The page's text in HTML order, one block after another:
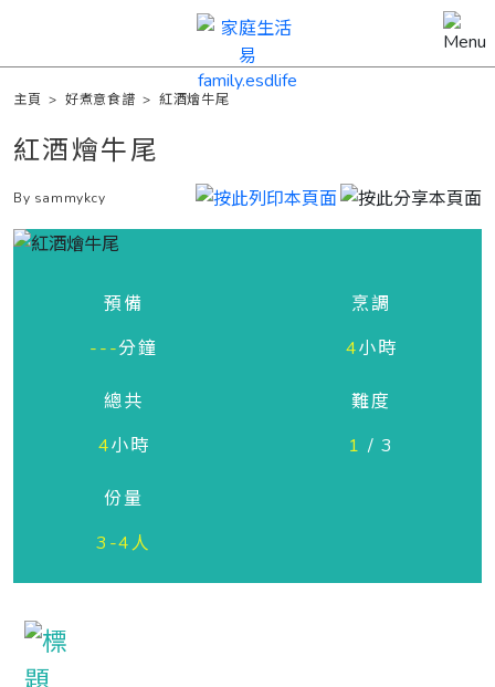
主頁 >好煮意食譜 >紅酒燴牛尾
紅酒燴牛尾
By sammykcy
預備
---分鐘
烹調
4小時
總共
4小時
難度
1 / 3
份量
3-4人